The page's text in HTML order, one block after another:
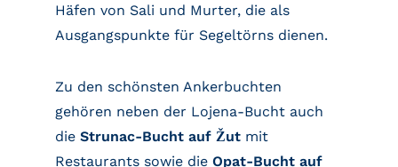
Häfen von Sali und Murter, die als
Ausgangspunkte für Segeltörns dienen.
Zu den schönsten Ankerbuchten
gehören neben der Lojena-Bucht auch
dieStrunac-Bucht auf Žut mit
Restaurants sowie dieOpat-Bucht auf